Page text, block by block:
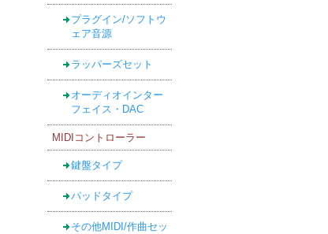
プラグイン/ソフトウ
ェア音源
ラッパーズセット
オーディオインター
フェイス・DAC
MIDIコントローラー
鍵盤タイプ
パッドタイプ
その他MIDI/作曲セッ